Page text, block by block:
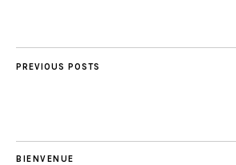
PREVIOUS POSTS
BIENVENUE